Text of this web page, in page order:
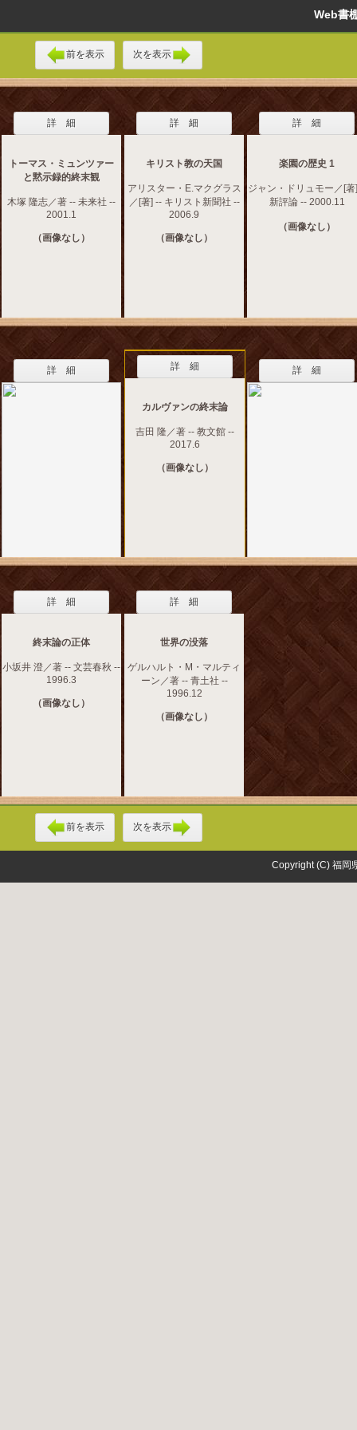
Web
前を表示 次を表示
詳 細
トーマス・ミュンツァー
と黙示録的終末観
木塚 隆志／著 -- 未来社 --
2001.1
（画像なし）
詳 細
キリスト教の天国
アリスター・E.マクグラス
／[著] -- キリスト新聞社 --
2006.9
（画像なし）
詳 細
楽園の歴史 1
ジャン・ドリュモー／[著
新評論 -- 2000.11
（画像なし）
詳 細 詳 細
カルヴァンの終末論
吉田 隆／著 -- 教文館 --
2017.6
（画像なし）
詳 細
詳 細
終末論の正体
小坂井 澄／著 -- 文芸春秋 --
1996.3
（画像なし）
詳 細
世界の没落
ゲルハルト・M・マルティ
ーン／著 -- 青土社 --
1996.12
（画像なし）
前を表示 次を表示
Copyright (C) 福岡